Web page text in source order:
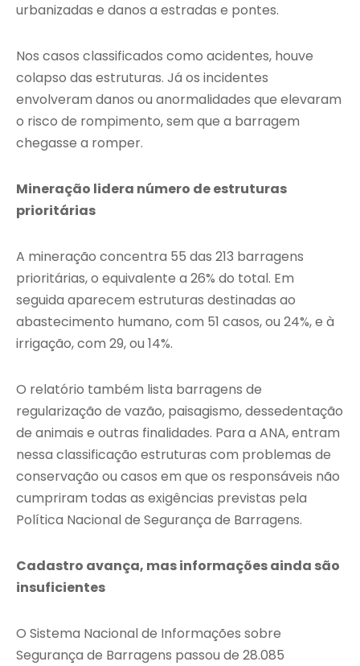
urbanizadas e danos a estradas e pontes.
Nos casos classificados como acidentes, houve
colapso das estruturas. Já os incidentes
envolveram danos ou anormalidades que elevaram
o risco de rompimento, sem que a barragem
chegasse a romper.
Mineração lidera número de estruturas
prioritárias
A mineração concentra 55 das 213 barragens
prioritárias, o equivalente a 26% do total. Em
seguida aparecem estruturas destinadas ao
abastecimento humano, com 51 casos, ou 24%, e à
irrigação, com 29, ou 14%.
O relatório também lista barragens de
regularização de vazão, paisagismo, dessedentação
de animais e outras finalidades. Para a ANA, entram
nessa classificação estruturas com problemas de
conservação ou casos em que os responsáveis não
cumpriram todas as exigências previstas pela
Política Nacional de Segurança de Barragens.
Cadastro avança, mas informações ainda são
insuficientes
O Sistema Nacional de Informações sobre
Segurança de Barragens passou de 28.085